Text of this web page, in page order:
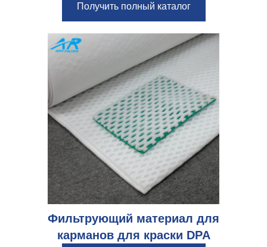
Получить полный каталог
Фильтрующий материал для
карманов для краски DPA